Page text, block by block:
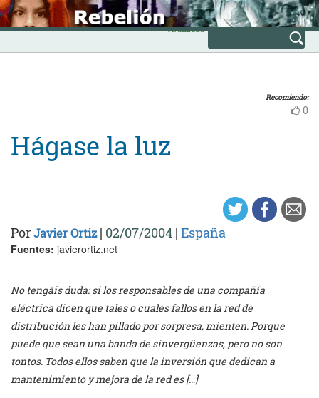
Skip
to
content
INICIO
Avanzada
Recomiendo:
0
Hágase la luz
PorJavier Ortiz| 02/07/2004 | España
Fuentes: javierortiz.net
No tengáis duda: si los responsables de una compañía
eléctrica dicen que tales o cuales fallos en la red de
distribución les han pillado por sorpresa, mienten. Porque
puede que sean una banda de sinvergüenzas, pero no son
tontos. Todos ellos saben que la inversión que dedican a
mantenimiento y mejora de la red es […]